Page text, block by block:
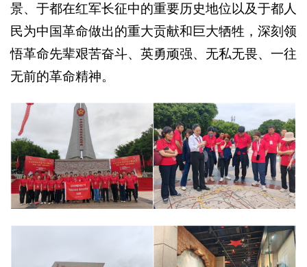
景、于都在红军长征中的重要历史地位以及于都人
民为中国革命做出的重大贡献和巨大牺牲，深刻领
悟革命先辈艰苦奋斗、英勇顽强、无私无畏、一往
无前的革命精神。